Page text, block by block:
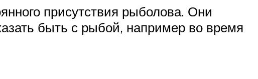
присутствия рыболова. Они
быть с рыбой, например во время